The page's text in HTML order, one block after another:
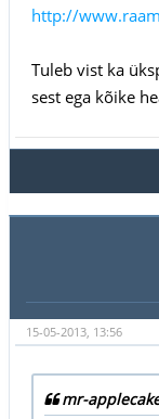
http://
Tuleb vist ka
sest ega kõike
15-05-2013, 13:56
mr-